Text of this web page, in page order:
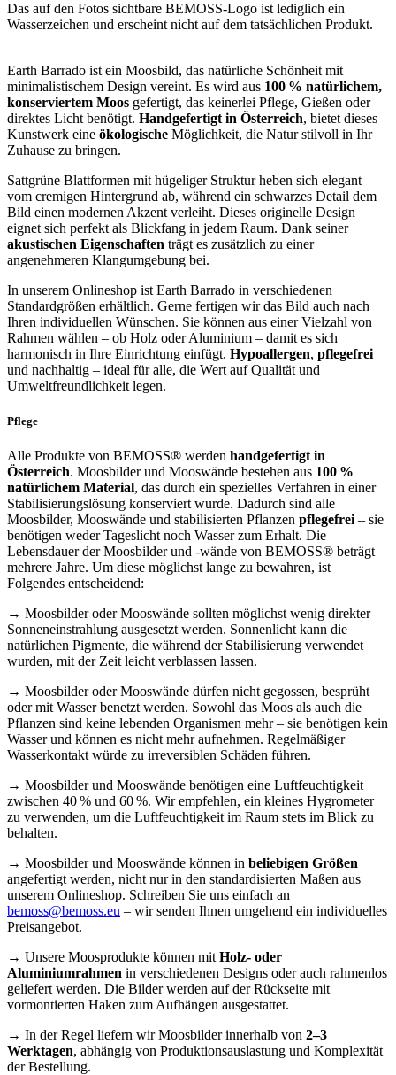
Das auf den Fotos sichtbare BEMOSS-Logo ist lediglich ein
Wasserzeichen und erscheint nicht auf dem tatsächlichen Produkt.
Earth Barrado ist ein Moosbild, das natürliche Schönheit mit
minimalistischem Design vereint. Es wird aus 100 % natürlichem,
konserviertem Moos gefertigt, das keinerlei Pflege, Gießen oder
direktes Licht benötigt. Handgefertigt in Österreich, bietet dieses
Kunstwerk eine ökologische Möglichkeit, die Natur stilvoll in Ihr
Zuhause zu bringen.
Sattgrüne Blattformen mit hügeliger Struktur heben sich elegant
vom cremigen Hintergrund ab, während ein schwarzes Detail dem
Bild einen modernen Akzent verleiht. Dieses originelle Design
eignet sich perfekt als Blickfang in jedem Raum. Dank seiner
akustischen Eigenschaften trägt es zusätzlich zu einer
angenehmeren Klangumgebung bei.
In unserem Onlineshop ist Earth Barrado in verschiedenen
Standardgrößen erhältlich. Gerne fertigen wir das Bild auch nach
Ihren individuellen Wünschen. Sie können aus einer Vielzahl von
Rahmen wählen – ob Holz oder Aluminium – damit es sich
harmonisch in Ihre Einrichtung einfügt. Hypoallergen, pflegefrei
und nachhaltig – ideal für alle, die Wert auf Qualität und
Umweltfreundlichkeit legen.
Pflege
Alle Produkte von BEMOSS® werden handgefertigt in
Österreich. Moosbilder und Mooswände bestehen aus 100 %
natürlichem Material, das durch ein spezielles Verfahren in einer
Stabilisierungslösung konserviert wurde. Dadurch sind alle
Moosbilder, Mooswände und stabilisierten Pflanzen pflegefrei – sie
benötigen weder Tageslicht noch Wasser zum Erhalt. Die
Lebensdauer der Moosbilder und -wände von BEMOSS® beträgt
mehrere Jahre. Um diese möglichst lange zu bewahren, ist
Folgendes entscheidend:
→ Moosbilder oder Mooswände sollten möglichst wenig direkter
Sonneneinstrahlung ausgesetzt werden. Sonnenlicht kann die
natürlichen Pigmente, die während der Stabilisierung verwendet
wurden, mit der Zeit leicht verblassen lassen.
→ Moosbilder oder Mooswände dürfen nicht gegossen, besprüht
oder mit Wasser benetzt werden. Sowohl das Moos als auch die
Pflanzen sind keine lebenden Organismen mehr – sie benötigen kein
Wasser und können es nicht mehr aufnehmen. Regelmäßiger
Wasserkontakt würde zu irreversiblen Schäden führen.
→ Moosbilder und Mooswände benötigen eine Luftfeuchtigkeit
zwischen 40 % und 60 %. Wir empfehlen, ein kleines Hygrometer
zu verwenden, um die Luftfeuchtigkeit im Raum stets im Blick zu
behalten.
→ Moosbilder und Mooswände können in beliebigen Größen
angefertigt werden, nicht nur in den standardisierten Maßen aus
unserem Onlineshop. Schreiben Sie uns einfach an
bemoss@bemoss.eu – wir senden Ihnen umgehend ein individuelles
Preisangebot.
→ Unsere Moosprodukte können mit Holz- oder
Aluminiumrahmen in verschiedenen Designs oder auch rahmenlos
geliefert werden. Die Bilder werden auf der Rückseite mit
vormontierten Haken zum Aufhängen ausgestattet.
→ In der Regel liefern wir Moosbilder innerhalb von 2–3
Werktagen, abhängig von Produktionsauslastung und Komplexität
der Bestellung.